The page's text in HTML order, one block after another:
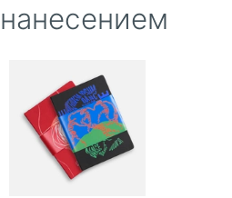
нанесением